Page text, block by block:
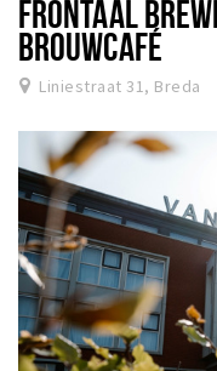
FRONTAAL
BROUWCAFÉ
Liniestraat 31, Breda